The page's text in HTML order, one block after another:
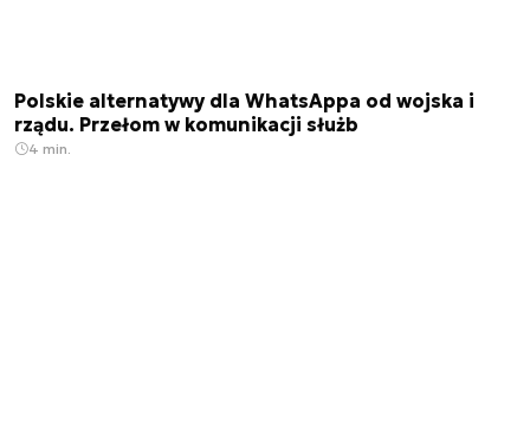
Polskie alternatywy dla WhatsAppa od wojska i
rządu. Przełom w komunikacji służb
4 min.